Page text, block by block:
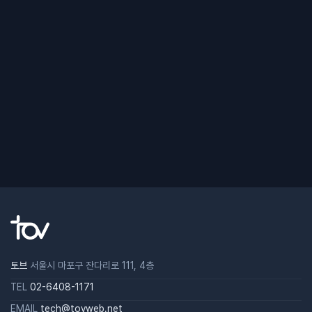
토브 서울시 마포구 잔다리로 111, 4층
TEL 02-6408-1171
EMAIL tech@tovweb.net